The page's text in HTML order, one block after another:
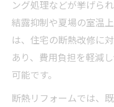
ング処理などが挙げら
結露抑制や夏場の室温
は、住宅の断熱改修に
あり、費用負担を軽減
可能です。
断熱リフォームでは、